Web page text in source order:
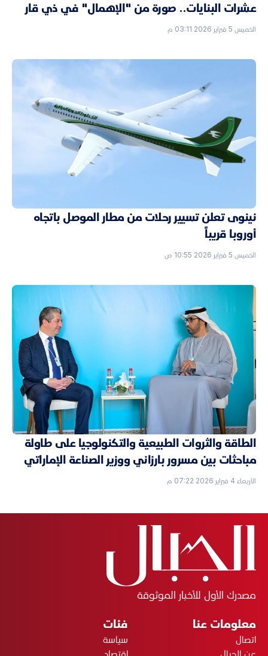
عشرات البنايات.. صورة من "الإهمال" في ذي قار
الخميس 5 فبراير 2026 03:11 م
نينوى تعلن تسيير رحلات من مطار الموصل باتجاه
أوروبا قريباً
الخميس 5 فبراير 2026 10:55 ص
الطاقة والثروات الطبيعية والتكنولوجيا على طاولة
مباحثات بين مسرور بارزاني ووزير الصناعة الإماراتي
الأربعاء 4 فبراير 2026 07:22 م
مصدرك الأول للأخبار الموثوقة
معلومات عنا
اتصال
عن الجبال
فئات
سياسة
اقتصاد